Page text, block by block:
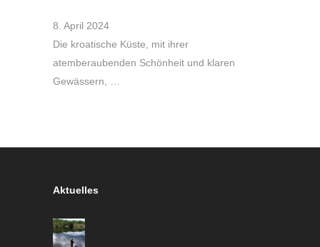
8. April 2024
Die kroatische Küste, mit ihrer
atemberaubenden Schönheit und klaren
Gewässern, …
Aktuelles